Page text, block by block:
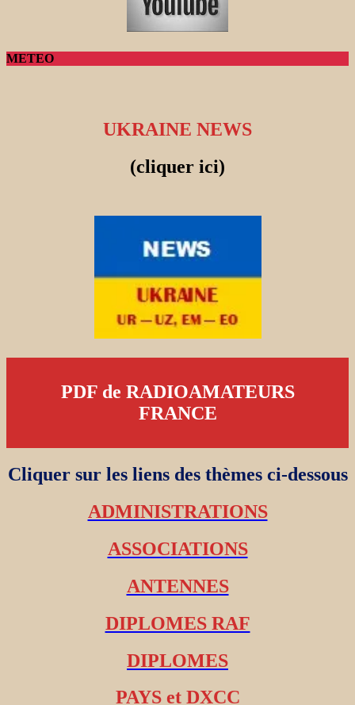
METEO
UKRAINE NEWS
(cliquer ici)
PDF de RADIOAMATEURS
FRANCE
Cliquer sur les liens des thèmes ci-dessous
ADMINISTRATIONS
ASSOCIATIONS
ANTENNES
DIPLOMES RAF
DIPLOMES
PAYS et DXCC